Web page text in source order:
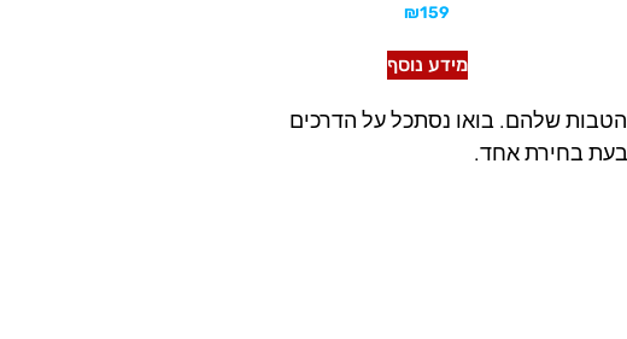
₪159
מידע נוסף
שלהם. בואו נסתכל על הדרכים
בעת בחירת אחד.